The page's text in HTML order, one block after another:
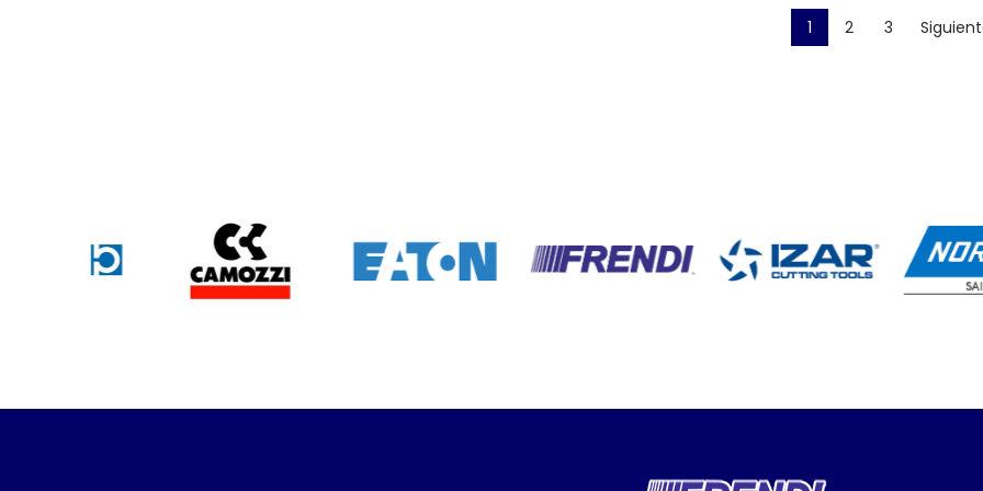
1 2 3